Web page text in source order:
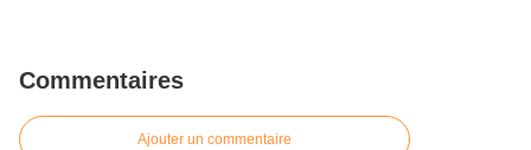
Commentaires
Ajouter un commentaire